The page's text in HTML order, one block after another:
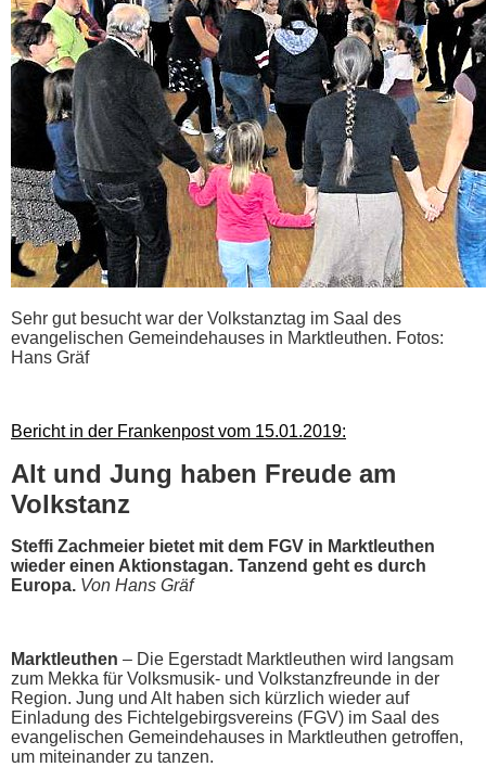
Sehr gut besucht war der Volkstanztag im Saal des
evangelischen Gemeindehauses in Marktleuthen. Fotos:
Hans Gräf
Bericht in der Frankenpost vom 15.01.2019:
Alt und Jung haben Freude am
Volkstanz
Steffi Zachmeier bietet mit dem FGV in Marktleuthen
wieder einen Aktionstagan. Tanzend geht es durch
Europa. Von Hans Gräf
Marktleuthen – Die Egerstadt Marktleuthen wird langsam
zum Mekka für Volksmusik- und Volkstanzfreunde in der
Region. Jung und Alt haben sich kürzlich wieder auf
Einladung des Fichtelgebirgsvereins (FGV) im Saal des
evangelischen Gemeindehauses in Marktleuthen getroffen,
um miteinander zu tanzen.